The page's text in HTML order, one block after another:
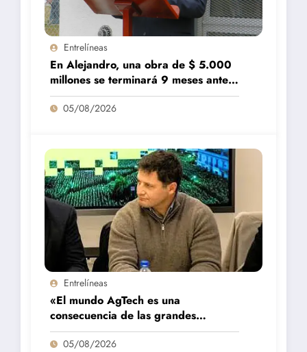
Entrelíneas
En Alejandro, una obra de $ 5.000
millones se terminará 9 meses antes
de lo previsto
05/08/2026
Entrelíneas
«El mundo AgTech es una
consecuencia de las grandes
fortalezas que tenemos en la región»
05/08/2026